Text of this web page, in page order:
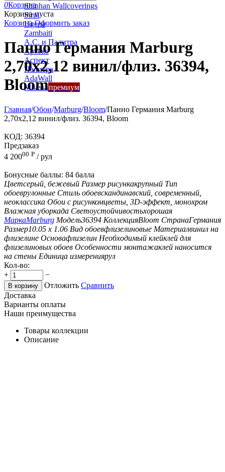
Shinhan Wallcoverings
Sirpi
Ugepa
Zambaiti
А.С. и Палитра
Артекс
Аспект
Палитра
AdaWall
Milassaпремиум
0Корзина
Корзина пуста
Корзина Оформить заказ
Панно Германия Marburg
2,70x2,12 винил/флиз. 36394,
Bloom
Главная/Обои/Marburg/Bloom/Панно Германия Marburg
2,70x2,12 винил/флиз. 36394, Bloom
КОД: 36394
Предзаказ
4 20000 Р / рул
Бонусные баллы: 84 балла
Цветсерый, бежевый Размер рисункакрупный Тип
обоеврулонные Стиль обоевскандинавский, современный,
неоклассика Обои с рисункомцветы, 3D-эффект, монохром
Влажная уборкада Светоустойчивостьхорошая
МаркаMarburg Модель36394 КоллекцияBloom СтранаГермания
Размер10.05 х 1.06 Вид обоевфлизелиновые Материалвинил на
флизелине Основафлизелин Необходимый клейклей для
флизелиновых обоев Особенности монтажаклей наносится
на стены Единица измерениярул
Кол-во:
+
−
В корзину Отложить Сравнить
Доставка
Варианты оплаты
Наши преимущества
Товары коллекции
Описание